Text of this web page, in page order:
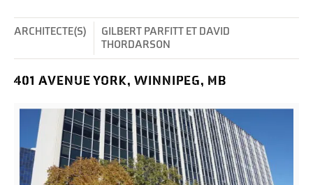
ARCHITECTE(S)
GILBERT PARFITT ET DAVID
THORDARSON
401 AVENUE YORK, WINNIPEG, MB